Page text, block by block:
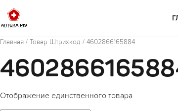
Главная / Товар Штрихкод / 4602866165884
Отображение единственного товара